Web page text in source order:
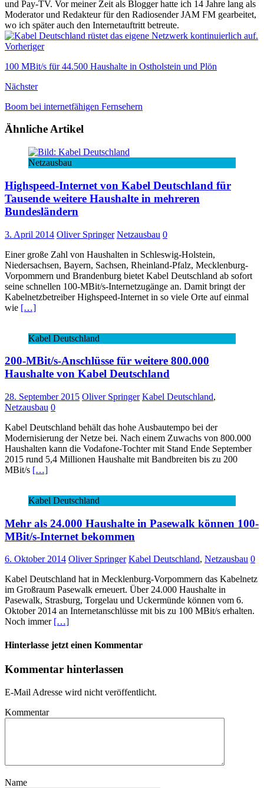
und Pay-TV. Vor meiner Zeit als Blogger hatte ich 14 Jahre lang als
Moderator und Redakteur für den Radiosender JAM FM gearbeitet,
wo ich später auch den Internetauftritt betreute.
Vorheriger
100 MBit/s für 44.500 Haushalte in Ostholstein und Plön
Nächster
Boom bei internetfähigen Fernsehern
Ähnliche Artikel
Netzausbau
Highspeed-Internet von Kabel Deutschland für
Tausende weitere Haushalte in mehreren
Bundesländern
3. April 2014 Oliver Springer Netzausbau 0
Einer große Zahl von Haushalten in Schleswig-Holstein,
Niedersachsen, Bayern, Sachsen, Rheinland-Pfalz, Mecklenburg-
Vorpommern und Brandenburg bietet Kabel Deutschland ab sofort
seine schnellen 100-MBit/s-Internetzugänge an. Damit bringt der
Kabelnetzbetreiber Highspeed-Internet in so viele Orte auf einmal
wie […]
Kabel Deutschland
200-MBit/s-Anschlüsse für weitere 800.000
Haushalte von Kabel Deutschland
28. September 2015 Oliver Springer Kabel Deutschland,
Netzausbau 0
Kabel Deutschland behält das hohe Ausbautempo bei der
Modernisierung der Netze bei. Nach einem Zuwachs von 800.000
Haushalten kann die Vodafone-Tochter mit Stand Ende September
2015 rund 5,4 Millionen Haushalte mit Bandbreiten bis zu 200
MBit/s […]
Kabel Deutschland
Mehr als 24.000 Haushalte in Pasewalk können 100-
MBit/s-Internet bekommen
6. Oktober 2014 Oliver Springer Kabel Deutschland, Netzausbau 0
Kabel Deutschland hat in Mecklenburg-Vorpommern das Kabelnetz
im Großraum Pasewalk erneuert. Über 24.000 Haushalte in
Pasewalk, Strasburg, Torgelau und Uckermünde können vom 6.
Oktober 2014 an Internetanschlüsse mit bis zu 100 MBit/s erhalten.
Noch immer […]
Hinterlasse jetzt einen Kommentar
Kommentar hinterlassen
E-Mail Adresse wird nicht veröffentlicht.
Kommentar
Name